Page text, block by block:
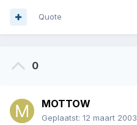
Quote
0
MOTTOW
Geplaatst: 12 maart 2003